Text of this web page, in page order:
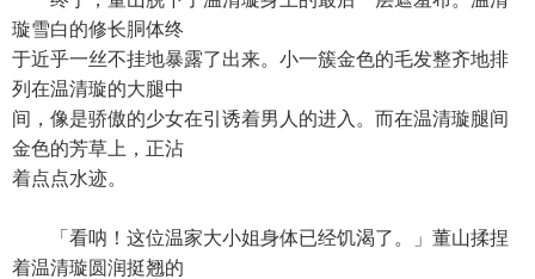
璇雪白的修长胴体终
于近乎一丝不挂地暴露了出来。小一簇金色的毛发整齐地排
列在温清璇的大腿中
间，像是骄傲的少女在引诱着男人的进入。而在温清璇腿间
金色的芳草上，正沾
着点点水迹。
「看呐！这位温家大小姐身体已经饥渴了。」董山揉捏
着温清璇圆润挺翘的